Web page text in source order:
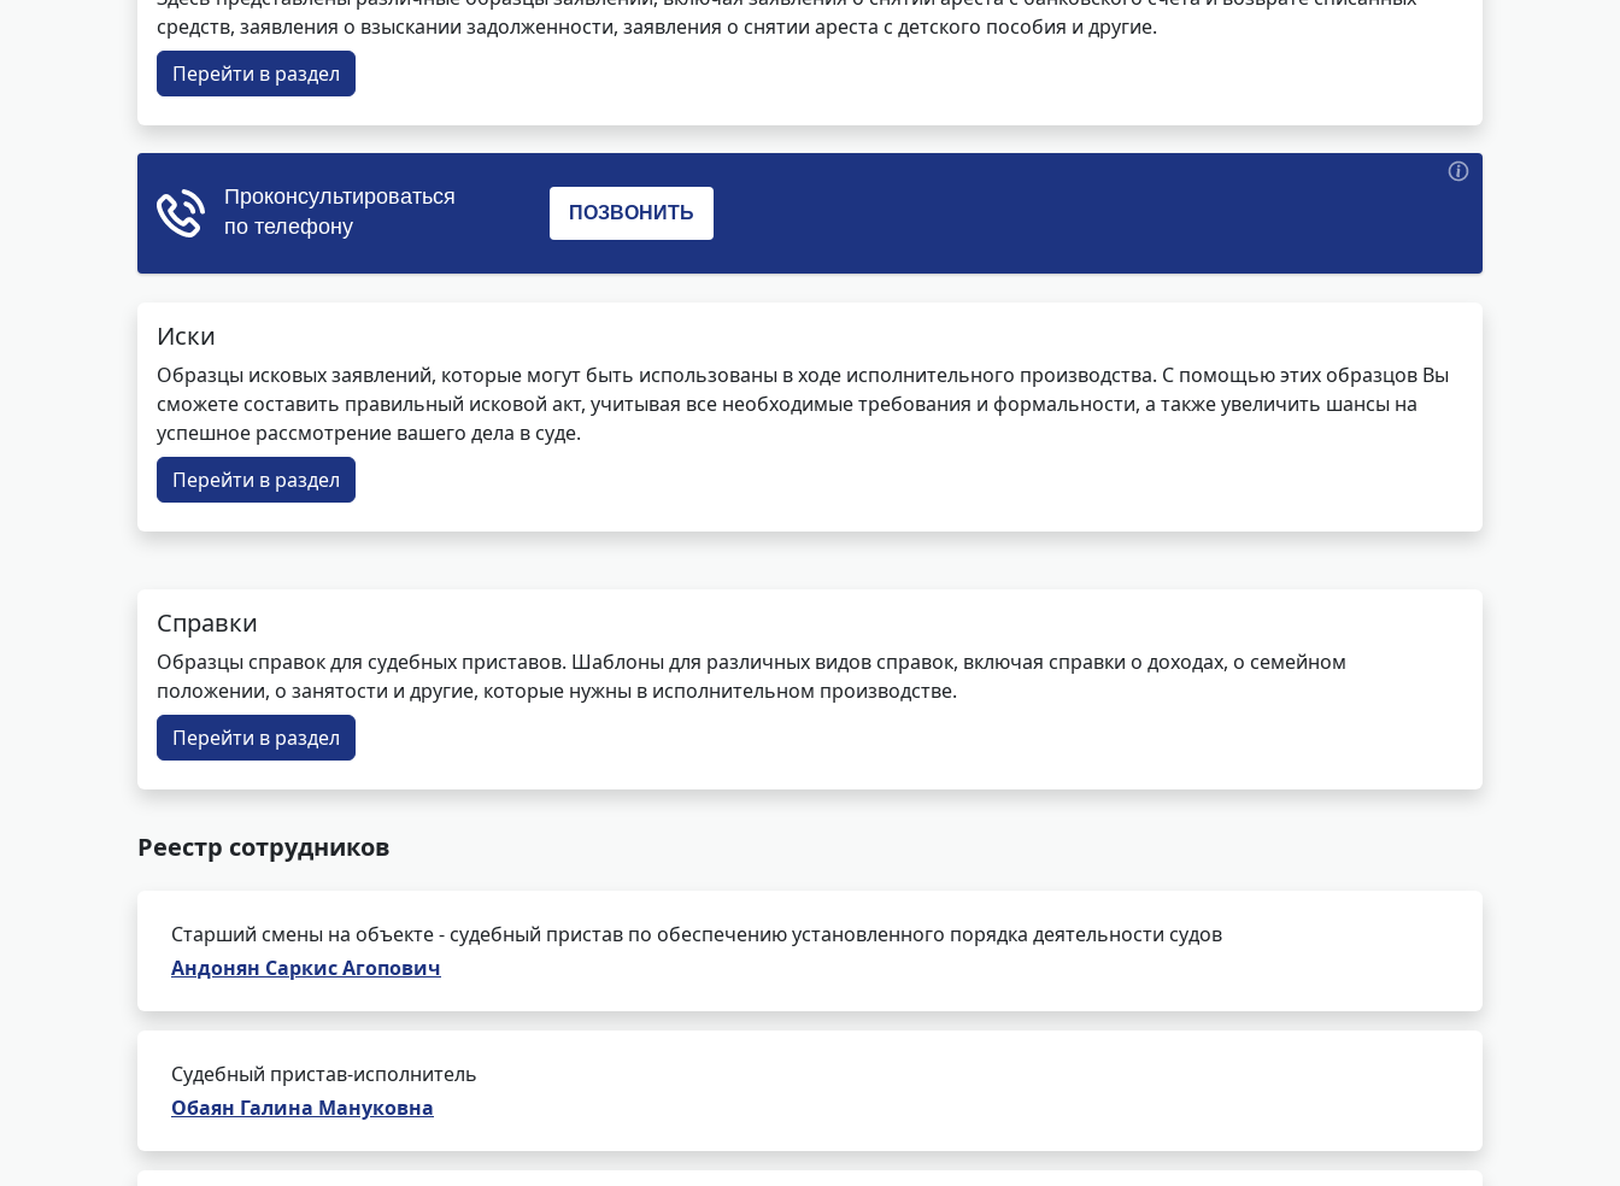
средств, заявления о взыскании задолженности, заявления о снятии ареста с детского пособия и другие.
Перейти в раздел
Иски
Образцы исковых заявлений, которые могут быть использованы в ходе исполнительного производства. С помощью этих образцов Вы
сможете составить правильный исковой акт, учитывая все необходимые требования и формальности, а также увеличить шансы на
успешное рассмотрение вашего дела в суде.
Перейти в раздел
Справки
Образцы справок для судебных приставов. Шаблоны для различных видов справок, включая справки о доходах, о семейном
положении, о занятости и другие, которые нужны в исполнительном производстве.
Перейти в раздел
Реестр сотрудников
Старший смены на объекте - судебный пристав по обеспечению установленного порядка деятельности судов
Андонян Саркис Агопович
Судебный пристав-исполнитель
Обаян Галина Мануковна